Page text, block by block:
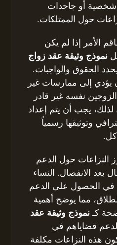
أو جاحدات
حول الممتلكات.
الأمر إذا لم يكن
نموذج وثيقة عقد زواج
الحقوق والواجبات.
إلى ممارسات غير
نفسه غير قادر
يجب أن يتم إعداد
وتوثيقها رسمياً
النزاعات حول الدعم
بعد الانفصال. النساء
في الحصول على الدعم
مما يوضح أهمية
كـنموذج وثيقة عقد
لدعم قضاياهم في
هذه النزاعات مكلفة